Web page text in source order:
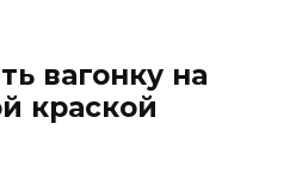
вагонку на
краской